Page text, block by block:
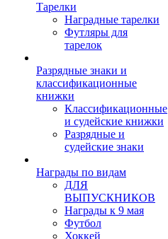
Тарелки
Наградные тарелки
Футляры для
тарелок
Разрядные знаки и
классификационные
книжки
Классификационные
и судейские книжки
Разрядные и
судейские знаки
Награды по видам
ДЛЯ
ВЫПУСКНИКОВ
Награды к 9 мая
Футбол
Хоккей